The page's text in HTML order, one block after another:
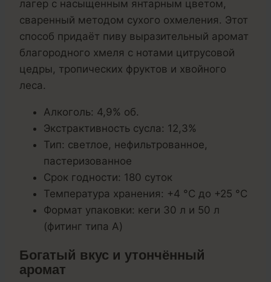
лагер с насыщенным янтарным цветом,
сваренный методом сухого охмеления. Этот
способ придаёт пиву выразительный аромат
благородного хмеля с нотами цитрусовой
цедры, тропических фруктов и хвойного
леса.
Алкоголь: 4,9% об.
Экстрактивность сусла: 12,3%
Тип: светлое, нефильтрованное,
пастеризованное
Срок годности: 180 суток
Температура хранения: +4 °C до +25 °C
Формат упаковки: кеги 30 л и 50 л
(фитинг типа A)
Богатый вкус и утончённый
аромат